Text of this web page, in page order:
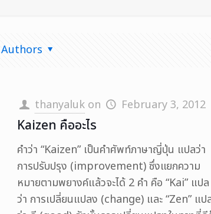
Authors
thanyaluk on February 3, 2012
Kaizen คืออะไร
คำว่า “Kaizen” เป็นคำศัพท์ภาษาญี่ปุ่น แปลว่า
การปรับปรุง (improvement) ซึ่งแยกความ
หมายตามพยางค์แล้วจะได้ 2 คำ คือ “Kai” แปล
ว่า การเปลี่ยนแปลง (change) และ “Zen” แป